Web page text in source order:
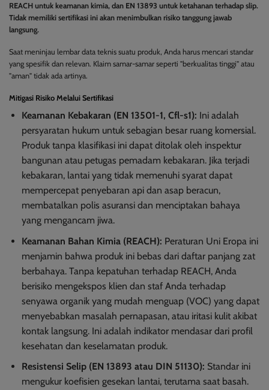
REACH untuk keamanan kimia, dan EN 13893 untuk ketahanan terhadap slip.
Tidak memiliki sertifikasi ini akan menimbulkan risiko tanggung jawab
langsung.
Saat meninjau lembar data teknis suatu produk, Anda harus mencari standar
yang spesifik dan relevan. Klaim samar-samar seperti "berkualitas tinggi" atau
"aman" tidak ada artinya.
Mitigasi Risiko Melalui Sertifikasi
Keamanan Kebakaran (EN 13501-1, Cfl-s1): Ini adalah
persyaratan hukum untuk sebagian besar ruang komersial.
Produk tanpa klasifikasi ini dapat ditolak oleh inspektur
bangunan atau petugas pemadam kebakaran. Jika terjadi
kebakaran, lantai yang tidak memenuhi syarat dapat
mempercepat penyebaran api dan asap beracun,
membatalkan polis asuransi dan menciptakan bahaya
yang mengancam jiwa.
Keamanan Bahan Kimia (REACH): Peraturan Uni Eropa ini
menjamin bahwa produk ini bebas dari daftar panjang zat
berbahaya. Tanpa kepatuhan terhadap REACH, Anda
berisiko mengekspos klien dan staf Anda terhadap
senyawa organik yang mudah menguap (VOC) yang dapat
menyebabkan masalah pernapasan, atau iritasi kulit akibat
kontak langsung. Ini adalah indikator mendasar dari profil
kesehatan dan keselamatan produk.
Resistensi Selip (EN 13893 atau DIN 51130): Standar ini
mengukur koefisien gesekan lantai, terutama saat basah.